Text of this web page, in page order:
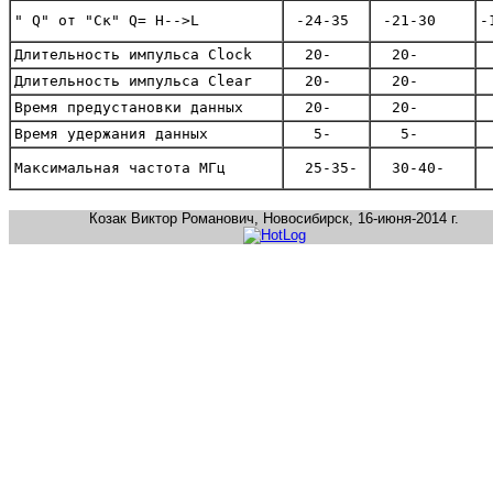
" Q" от "Cк" Q= H-->L -24-35 -21-30 -
Длительность импульса Clock 20- 20-
Длительность импульса Clear
20- 20-
Время предустановки данных
20- 20-
Время удержания данных
5- 5-
Максимальная частота МГц 25-35- 30-40-
Козак Виктор Романович, Новосибирск, 16-июня-2014 г.